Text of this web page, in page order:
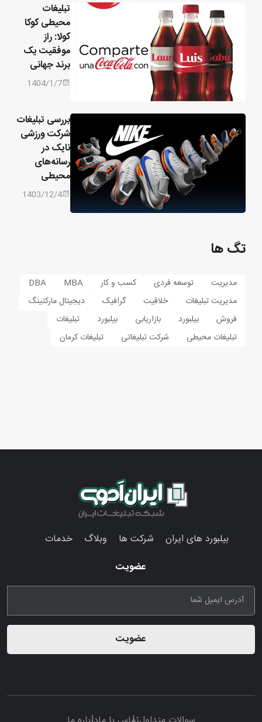
تبلیغات
محیطی کوکا
کولا: راز
موفقیت یک
برند جهانی
1404/1/7
بررسی تبلیغات
شرکت ورزشی
نایک در
رسانه‌های
محیطی
1403/12/4
تگ ها
مدیریت توسعه فردی کسب و کار MBA
DBA
مدیریت تبلیغات
خلاقیت گرافیک
دیجیتال مارکتینگ
فروش
بیلبورد بازاریابی بیلبورد
تبلیغات
تبلیغات محیطی
شرکت تبلیغاتی تبلیغات کرمان
بیلبورد های ایران شرکت ها وبلاگ
خدمات
عضویت
عضویت